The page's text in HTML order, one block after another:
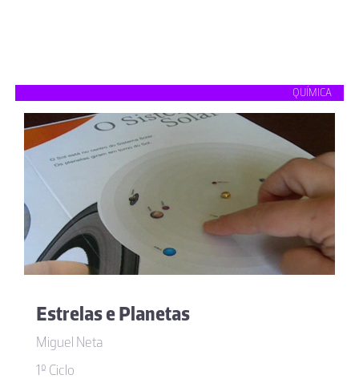
QUÍMICA
Estrelas e Planetas
Miguel Neta
1º Ciclo